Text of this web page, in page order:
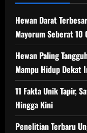
Hewan Darat
Mayorum Seberat 10
Hewan Paling
Mampu Hidup Dekat
11 Fakta Unik Tapir,
Hingga Kini
Penelitian Terbaru